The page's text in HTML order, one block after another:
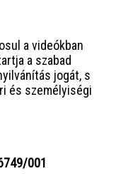
a videókban
a szabad
jogát, s
és személyiségi
001